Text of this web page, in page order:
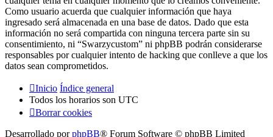
Como usuario acuerda que cualquier información que haya
ingresado será almacenada en una base de datos. Dado que esta
información no será compartida con ninguna tercera parte sin su
consentimiento, ni “Swarzycustom” ni phpBB podrán considerarse
responsables por cualquier intento de hacking que conlleve a que los
datos sean comprometidos.
Inicio Índice general
Todos los horarios son UTC
Borrar cookies
Desarrollado porphpBB® Forum Software © phpBB Limited